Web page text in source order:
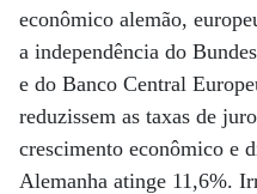
econômico alemão,
a independência do
e do Banco Central
reduzissem as taxas de
crescimento econômico e
Alemanha atinge 11,6%.